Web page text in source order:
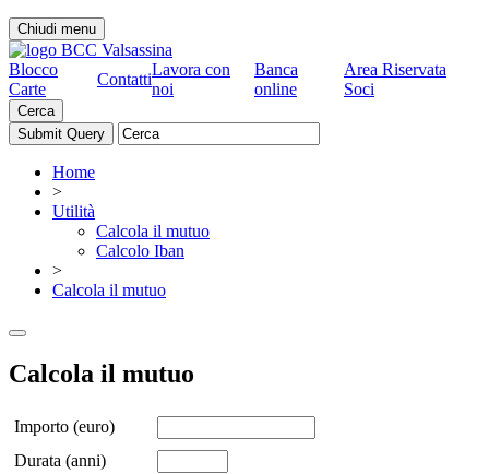
Chiudi menu
Blocco
Carte
Contatti
Lavora con
noi
Banca
online
Area Riservata
Soci
Cerca
Home
>
Utilità
Calcola il mutuo
Calcolo Iban
>
Calcola il mutuo
Calcola il mutuo
Importo (euro)
Durata (anni)